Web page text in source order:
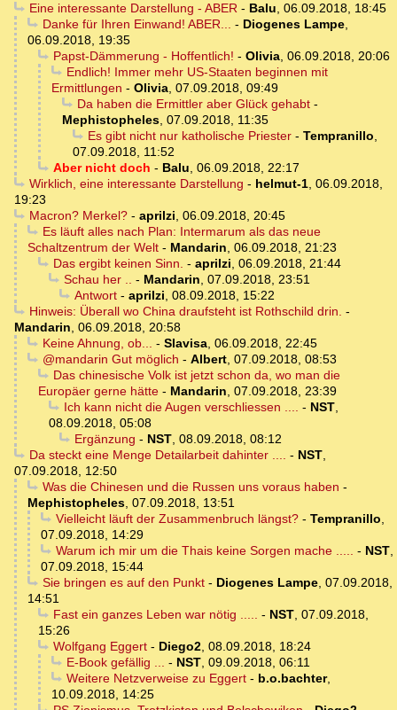
Eine interessante Darstellung - ABER- Balu, 06.09.2018, 18:45
Danke für Ihren Einwand! ABER... - Diogenes Lampe,
06.09.2018, 19:35
Papst-Dämmerung - Hoffentlich! - Olivia, 06.09.2018, 20:06
Endlich! Immer mehr US-Staaten beginnen mit
Ermittlungen - Olivia, 07.09.2018, 09:49
Da haben die Ermittler aber Glück gehabt-
Mephistopheles, 07.09.2018, 11:35
Es gibt nicht nur katholische Priester- Tempranillo,
07.09.2018, 11:52
Aber nicht doch - Balu, 06.09.2018, 22:17
Wirklich, eine interessante Darstellung - helmut-1, 06.09.2018,
19:23
Macron? Merkel?- aprilzi, 06.09.2018, 20:45
Es läuft alles nach Plan: Intermarum als das neue
Schaltzentrum der Welt - Mandarin, 06.09.2018, 21:23
Das ergibt keinen Sinn. - aprilzi, 06.09.2018, 21:44
Schau her .. - Mandarin, 07.09.2018, 23:51
Antwort- aprilzi, 08.09.2018, 15:22
Hinweis: Überall wo China draufsteht ist Rothschild drin. -
Mandarin, 06.09.2018, 20:58
Keine Ahnung, ob... - Slavisa, 06.09.2018, 22:45
@mandarin Gut möglich - Albert, 07.09.2018, 08:53
Das chinesische Volk ist jetzt schon da, wo man die
Europäer gerne hätte - Mandarin, 07.09.2018, 23:39
Ich kann nicht die Augen verschliessen .... - NST,
08.09.2018, 05:08
Ergänzung - NST, 08.09.2018, 08:12
Da steckt eine Menge Detailarbeit dahinter .... - NST,
07.09.2018, 12:50
Was die Chinesen und die Russen uns voraus haben -
Mephistopheles, 07.09.2018, 13:51
Vielleicht läuft der Zusammenbruch längst?- Tempranillo,
07.09.2018, 14:29
Warum ich mir um die Thais keine Sorgen mache ..... - NST,
07.09.2018, 15:44
Sie bringen es auf den Punkt- Diogenes Lampe, 07.09.2018,
14:51
Fast ein ganzes Leben war nötig ..... - NST, 07.09.2018,
15:26
Wolfgang Eggert- Diego2, 08.09.2018, 18:24
E-Book gefällig ... - NST, 09.09.2018, 06:11
Weitere Netzverweise zu Eggert- b.o.bachter,
10.09.2018, 14:25